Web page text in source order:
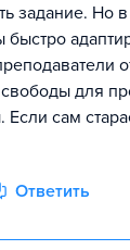
задание. Но
быстро
для
Если сам
Ответить